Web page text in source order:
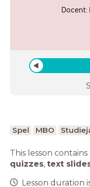
Docent:
Spel MBO
This lesson contains
quizzes, text
Lesson duration